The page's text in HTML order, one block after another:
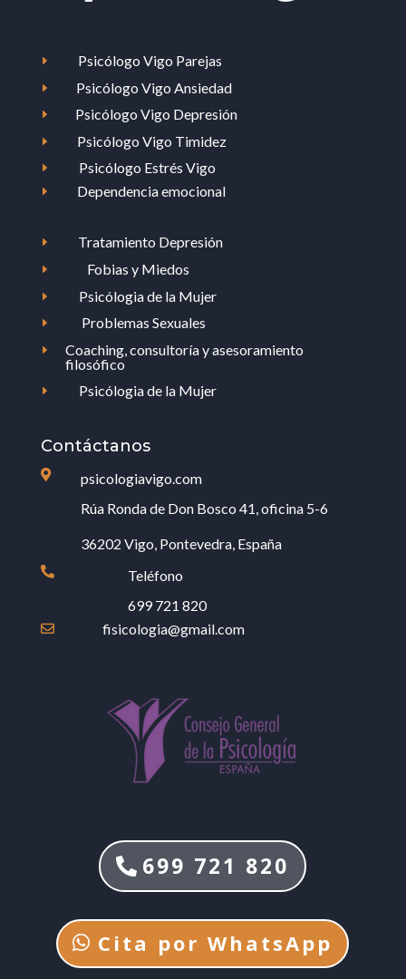
E Psicólogo Vigo Parejas
E Psicólogo Vigo Ansiedad
E Psicólogo Vigo Depresión
E Psicólogo Vigo Timidez
E Psicólogo Estrés Vigo
E Dependencia emocional
E Tratamiento Depresión
E Fobias y Miedos
E Psicólogia de la Mujer
E Problemas Sexuales
E
Coaching, consultoría y asesoramiento
filosófico
E Psicólogia de la Mujer
Contáctanos

psicologiavigo.com
Rúa Ronda de Don Bosco 41, oficina 5-6
36202 Vigo, Pontevedra, España

Teléfono
699 721 820
 fisicologia@gmail.com
699 721 820
Cita por WhatsApp